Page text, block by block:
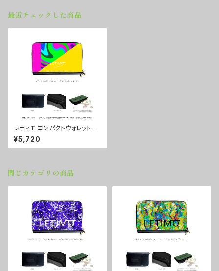
最近チェックした商品
レティモ コンパクトウォレット
カラー/リボーンエナジー ■配
送まで２週間
¥5,720
同じカテゴリの商品